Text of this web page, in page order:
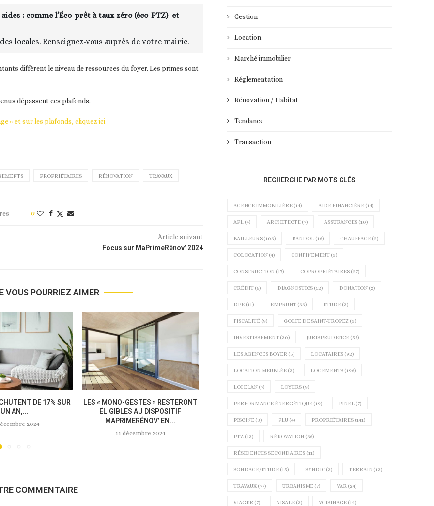
: comme l’Éco-prêt à taux zéro (éco-PTZ) et
locales. Renseignez-vous auprès de votre mairie.
diffèrent le niveau de ressources du foyer. Les primes sont
dépassent ces plafonds.
» et sur les plafonds, cliquez ici
PROPRIÉTAIRES RÉNOVATION TRAVAUX
0
Article suivant
Focus sur MaPrimeRénov’ 2024
VOUS POURRIEZ AIMER
2025 ET SUR
TOUTE...
2024
MEUBLÉS DE TOURISME : LA
NOUVELLE LOI « ANTI-AIRBNB »...
18 novembre 2024
LE DPE COLLECTIF VA BIENTÔT
11 novembre 2024
FOCUS SUR LE MARCHÉ
Gestion
Location
Marché immobilier
Réglementation
Rénovation / Habitat
Tendance
Transaction
RECHERCHE PAR MOTS CLÉS
AGENCE IMMOBILIÈRE (14) AIDE FINANCIÈRE (14)
APL (4) ARCHITECTE (7) ASSURANCES (10)
BAILLEURS (103) BANDOL (16) CHAUFFAGE (2)
COLOCATION (4) CONFINEMENT (3)
CONSTRUCTION (17) COPROPRIÉTAIRES (27)
CRÉDIT (6) DIAGNOSTICS (12) DONATION (2)
DPE (11) EMPRUNT (33) ETUDE (3)
FISCALITÉ (9) GOLFE DE SAINT-TROPEZ (3)
INVESTISSEMENT (30) JURISPRUDENCE (57)
LES AGENCES BOYER (5) LOCATAIRES (92)
LOCATION MEUBLÉE (3) LOGEMENTS (196)
LOI ELAN (7) LOYERS (9)
PERFORMANCE ÉNERGÉTIQUE (19) PINEL (7)
PISCINE (3) PLU (4) PROPRIÉTAIRES (141)
PTZ (13) RÉNOVATION (36)
RÉSIDENCES SECONDAIRES (11)
SONDAGE/ETUDE (15) SYNDIC (3) TERRAIN (13)
TRAVAUX (77) URBANISME (7) VAR (24)
VIAGER (7) VISALE (3) VOISINAGE (14)